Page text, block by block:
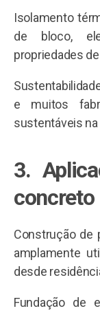
Isolamento
de bloco,
propriedades
e muitos
sustentáveis
3.
concreto
Construção de
amplamente
desde
Fundação de